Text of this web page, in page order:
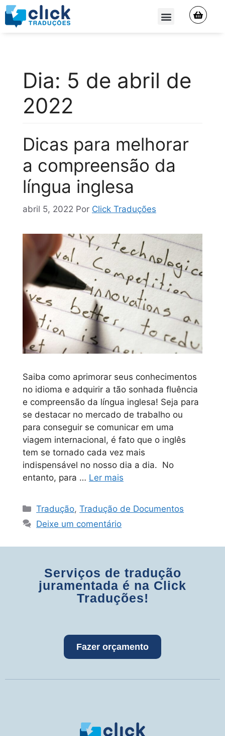
Dia: 5 de abril de
2022
Dicas para melhorar
a compreensão da
língua inglesa
abril 5, 2022 Por Click Traduções
Saiba como aprimorar seus conhecimentos
no idioma e adquirir a tão sonhada fluência
e compreensão da língua inglesa! Seja para
se destacar no mercado de trabalho ou
para conseguir se comunicar em uma
viagem internacional, é fato que o inglês
tem se tornado cada vez mais
indispensável no nosso dia a dia. No
entanto, para … Ler mais
Tradução,Tradução de Documentos
Deixe um comentário
Serviços de tradução
juramentada é na Click
Traduções!
Fazer orçamento